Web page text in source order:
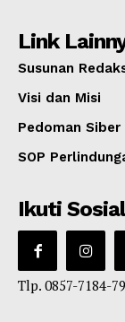
Link
Susunan
Visi dan Misi
Pedoman Siber
SOP
Ikuti
Tlp. 0857-7184-